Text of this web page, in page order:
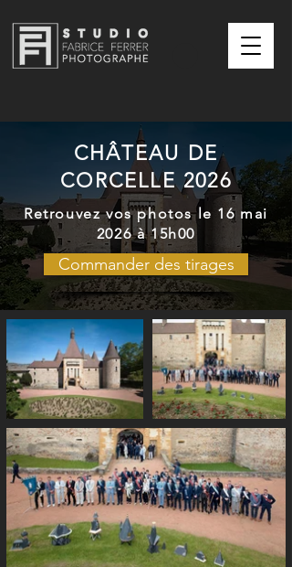
CHÂTEAU DE
CORCELLE 2026
Retrouvez vos photos le 16 mai
2026 à 15h00
Commander des tirages